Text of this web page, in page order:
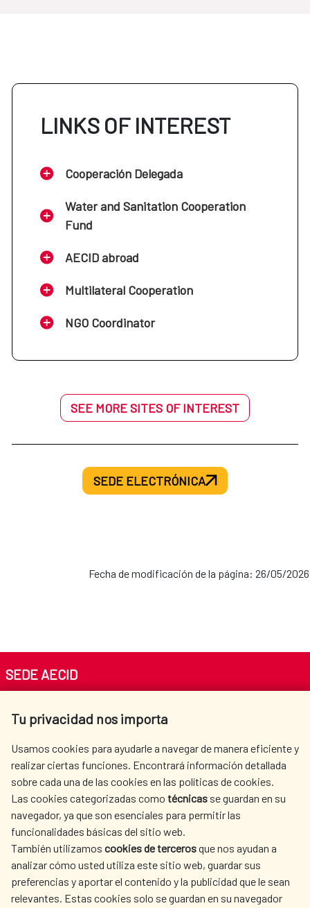
LINKS OF INTEREST
Cooperación Delegada
Water and Sanitation Cooperation
Fund
AECID abroad
Multilateral Cooperation
NGO Coordinator
SEE MORE SITES OF INTEREST
SEDE ELECTRÓNICA
Fecha de modificación de la página: 26/05/2026
Tu privacidad nos importa
Usamos cookies para ayudarle a navegar de manera eficiente y
realizar ciertas funciones. Encontrará información detallada
sobre cada una de las cookies en las políticas de cookies.
Las cookies categorizadas como técnicas se guardan en su
navegador, ya que son esenciales para permitir las
funcionalidades básicas del sitio web.
También utilizamos cookies de tercerosque nos ayudan a
analizar cómo usted utiliza este sitio web, guardar sus
preferencias y aportar el contenido y la publicidad que le sean
relevantes. Estas cookies solo se guardan en su navegador
SEDE AECID
Tel. +34 900 20 30 54​​​​​​​
AECID
WHERE DO WE COOPERATE?
SPANISH HUMANITARIAN
ACTION
PRESS ROOM
CULTURE AND SCIENCE LIBRARY